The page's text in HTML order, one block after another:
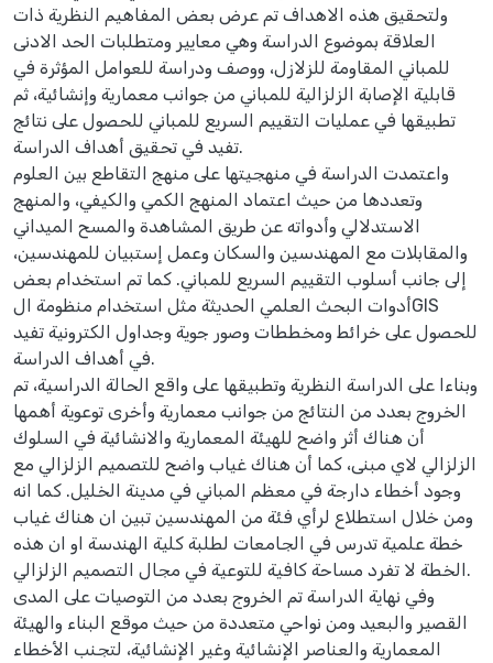
ولتحقيق هذه الاهداف تم عرض بعض المفاهيم النظرية ذات
العلاقة بموضوع الدراسة وهي معايير ومتطلبات الحد الادنى
للمباني المقاومة للزلازل، ووصف ودراسة للعوامل المؤثرة في
قابلية الإصابة الزلزالية للمباني من جوانب معمارية وإنشائية، ثم
تطبيقها في عمليات التقييم السريع للمباني للحصول على نتائج
تفيد في تحقيق أهداف الدراسة.
واعتمدت الدراسة في منهجيتها على منهج التقاطع بين العلوم
وتعددها من حيث اعتماد المنهج الكمي والكيفي، والمنهج
الاستدلالي وأدواته عن طريق المشاهدة والمسح الميداني
والمقابلات مع المهندسين والسكان وعمل إستبيان للمهندسين،
إلى جانب أسلوب التقييم السريع للمباني. كما تم استخدام بعض
أدوات البحث العلمي الحديثة مثل استخدام منظومة الGIS
للحصول على خرائط ومخططات وصور جوية وجداول الكترونية تفيد
في أهداف الدراسة.
وبناءا على الدراسة النظرية وتطبيقها على واقع الحالة الدراسية، تم
الخروج بعدد من النتائج من جوانب معمارية وأخرى توعوية أهمها
أن هناك أثر واضح للهيئة المعمارية والانشائية في السلوك
الزلزالي لاي مبنى، كما أن هناك غياب واضح للتصميم الزلزالي مع
وجود أخطاء دارجة في معظم المباني في مدينة الخليل. كما انه
ومن خلال استطلاع لرأي فئة من المهندسين تبين ان هناك غياب
خطة علمية تدرس في الجامعات لطلبة كلية الهندسة او ان هذه
الخطة لا تفرد مساحة كافية للتوعية في مجال التصميم الزلزالي.
وفي نهاية الدراسة تم الخروج بعدد من التوصيات على المدى
القصير والبعيد ومن نواحي متعددة من حيث موقع البناء والهيئة
المعمارية والعناصر الإنشائية وغير الإنشائية، لتجنب الأخطاء